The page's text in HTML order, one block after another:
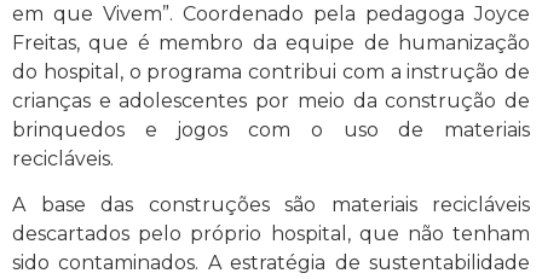
em que Vivem”. Coordenado pela pedagoga Joyce
Freitas, que é membro da equipe de humanização
do hospital, o programa contribui com a instrução de
crianças e adolescentes por meio da construção de
brinquedos e jogos com o uso de materiais
recicláveis.
A base das construções são materiais recicláveis
descartados pelo próprio hospital, que não tenham
sido contaminados. A estratégia de sustentabilidade